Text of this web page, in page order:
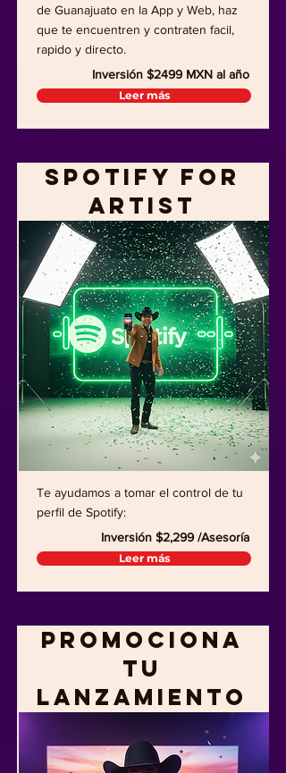
de Guanajuato en la App y Web, haz
que te encuentren y contraten facil,
rapido y directo.
Inversión $2499 MXN al año
Leer más
Spotify for
Artist
Te ayudamos a tomar el control de tu
perfil de Spotify:
Inversión $2,299 /Asesoría
Leer más
Promociona
tu
lanzamiento